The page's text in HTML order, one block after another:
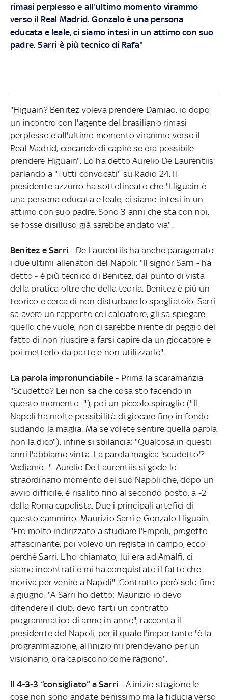
rimasi perplesso e all'ultimo momento virammo
verso il Real Madrid. Gonzalo è una persona
educata e leale, ci siamo intesi in un attimo con suo
padre. Sarri è più tecnico di Rafa"
"Higuain? Benitez voleva prendere Damiao, io dopo
un incontro con l'agente del brasiliano rimasi
perplesso e all'ultimo momento virammo verso il
Real Madrid, cercando di capire se era possibile
prendere Higuain". Lo ha detto Aurelio De Laurentiis
parlando a "Tutti convocati" su Radio 24. Il
presidente azzurro ha sottolineato che "Higuain è
una persona educata e leale, ci siamo intesi in un
attimo con suo padre. Sono 3 anni che sta con noi,
se fosse disilluso già sarebbe andato via".
Benitez e Sarri- De Laurentiis ha anche paragonato
i due ultimi allenatori del Napoli: "Il signor Sarri - ha
detto - è più tecnico di Benitez, dal punto di vista
della pratica oltre che della teoria. Benitez è più un
teorico e cerca di non disturbare lo spogliatoio. Sarri
sa avere un rapporto col calciatore, gli sa spiegare
quello che vuole, non ci sarebbe niente di peggio del
fatto di non riuscire a farsi capire da un giocatore e
poi metterlo da parte e non utilizzarlo".
La parola impronunciabile- Prima la scaramanzia
"Scudetto? Lei non sa che cosa sto facendo in
questo momento..."), poi un piccolo spiraglio ("Il
Napoli ha molte possibilità di giocare fino in fondo
sudando la maglia. Ma se volete sentire quella parola
non la dico"), infine si sbilancia: "Qualcosa in questi
anni l'abbiamo vinta. La parola magica 'scudetto'?
Vediamo...". Aurelio De Laurentiis si gode lo
straordinario momento del suo Napoli che, dopo un
avvio difficile, è risalito fino al secondo posto, a -2
dalla Roma capolista. Due i principali artefici di
questo cammino: Maurizio Sarri e Gonzalo Higuain.
"Ero molto indirizzato a studiare l'Empoli, progetto
affascinante, poi volevo un regista in campo, ecco
perché Sarri. L'ho chiamato, lui era ad Amalfi, ci
siamo incontrati e mi ha conquistato il fatto che
moriva per venire a Napoli". Contratto però solo fino
a giugno. "A Sarri ho detto: Maurizio io devo
difendere il club, devo farti un contratto
programmatico di anno in anno", racconta il
presidente del Napoli, per il quale l'importante "è la
programmazione, all'inizio mi prendevano per un
visionario, ora capiscono come ragiono".
Il 4-3-3 “consigliato” a Sarri - A inizio stagione le
cose non sono andate benissimo ma la fiducia verso